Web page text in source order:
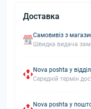
Доставка
Самовивіз з
Швидка видача
Nova poshta у
Середній термін
Nova poshta у